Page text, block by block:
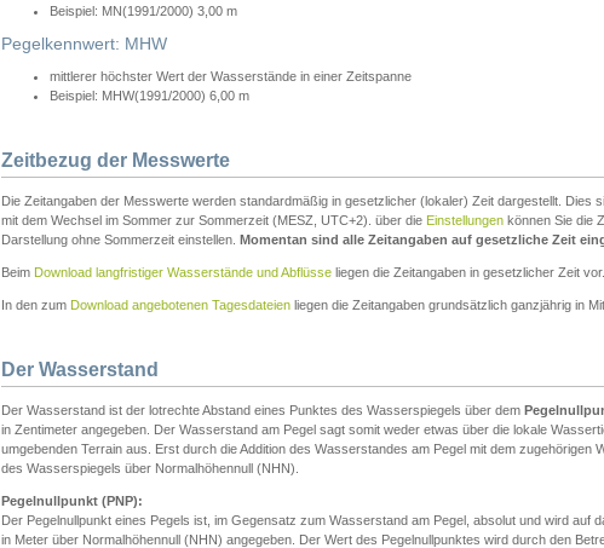
Beispiel: MN(1991/2000) 3,00 m
Pegelkennwert: MHW
mittlerer höchster Wert der Wasserstände in einer Zeitspanne
Beispiel: MHW(1991/2000) 6,00 m
Zeitbezug der Messwerte
Die Zeitangaben der Messwerte werden standardmäßig in gesetzlicher (lokaler) Zeit dargestellt. Dies
mit dem Wechsel im Sommer zur Sommerzeit (MESZ, UTC+2). über die Einstellungen können Sie die
Darstellung ohne Sommerzeit einstellen. Momentan sind alle Zeitangaben auf gesetzliche Zeit
Beim Download langfristiger Wasserstände und Abflüsse liegen die Zeitangaben in gesetzlicher Zeit vor.
In den zum Download angebotenen Tagesdateien liegen die Zeitangaben grundsätzlich ganzjährig in
Der Wasserstand
Der Wasserstand ist der lotrechte Abstand eines Punktes des Wasserspiegels über dem
in Zentimeter angegeben. Der Wasserstand am Pegel sagt somit weder etwas über die lokale
umgebenden Terrain aus. Erst durch die Addition des Wasserstandes am Pegel mit dem zugehörigen
des Wasserspiegels über Normalhöhennull (NHN).
Pegelnullpunkt (PNP):
Der Pegelnullpunkt eines Pegels ist, im Gegensatz zum Wasserstand am Pegel, absolut und wird auf
in Meter über Normalhöhennull (NHN) angegeben. Der Wert des Pegelnullpunktes wird durch den